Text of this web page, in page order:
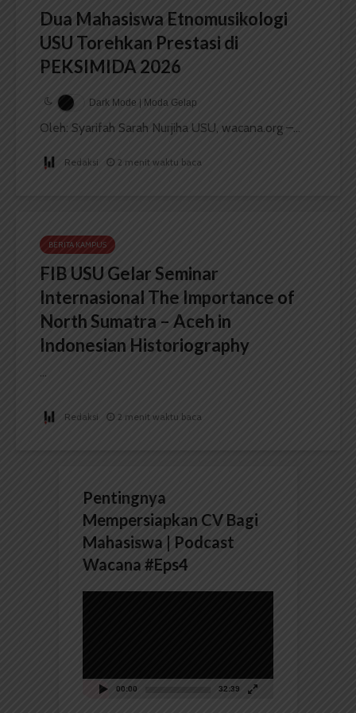
Dua Mahasiswa Etnomusikologi
USU Torehkan Prestasi di
PEKSIMIDA 2026
Dark Mode | Moda Gelap
Oleh: Syarifah Sarah Nurjiha USU, wacana.org –...
Redaksi 2 menit waktu baca
BERITA KAMPUS
FIB USU Gelar Seminar
Internasional The Importance of
North Sumatra – Aceh in
Indonesian Historiography
...
Redaksi 2 menit waktu baca
Pentingnya
Mempersiapkan CV Bagi
Mahasiswa | Podcast
Wacana #Eps4
00:00 32:39